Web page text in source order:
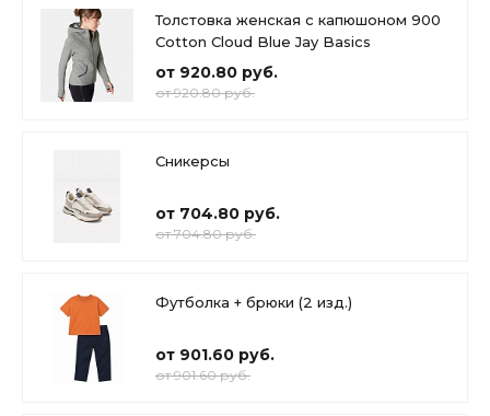
Толстовка женская с капюшоном 900
Cotton Cloud Blue Jay Basics
от 920.80 руб.
от 920.80 руб.
Сникерсы
от 704.80 руб.
от 704.80 руб.
Футболка + брюки (2 изд.)
от 901.60 руб.
от 901.60 руб.